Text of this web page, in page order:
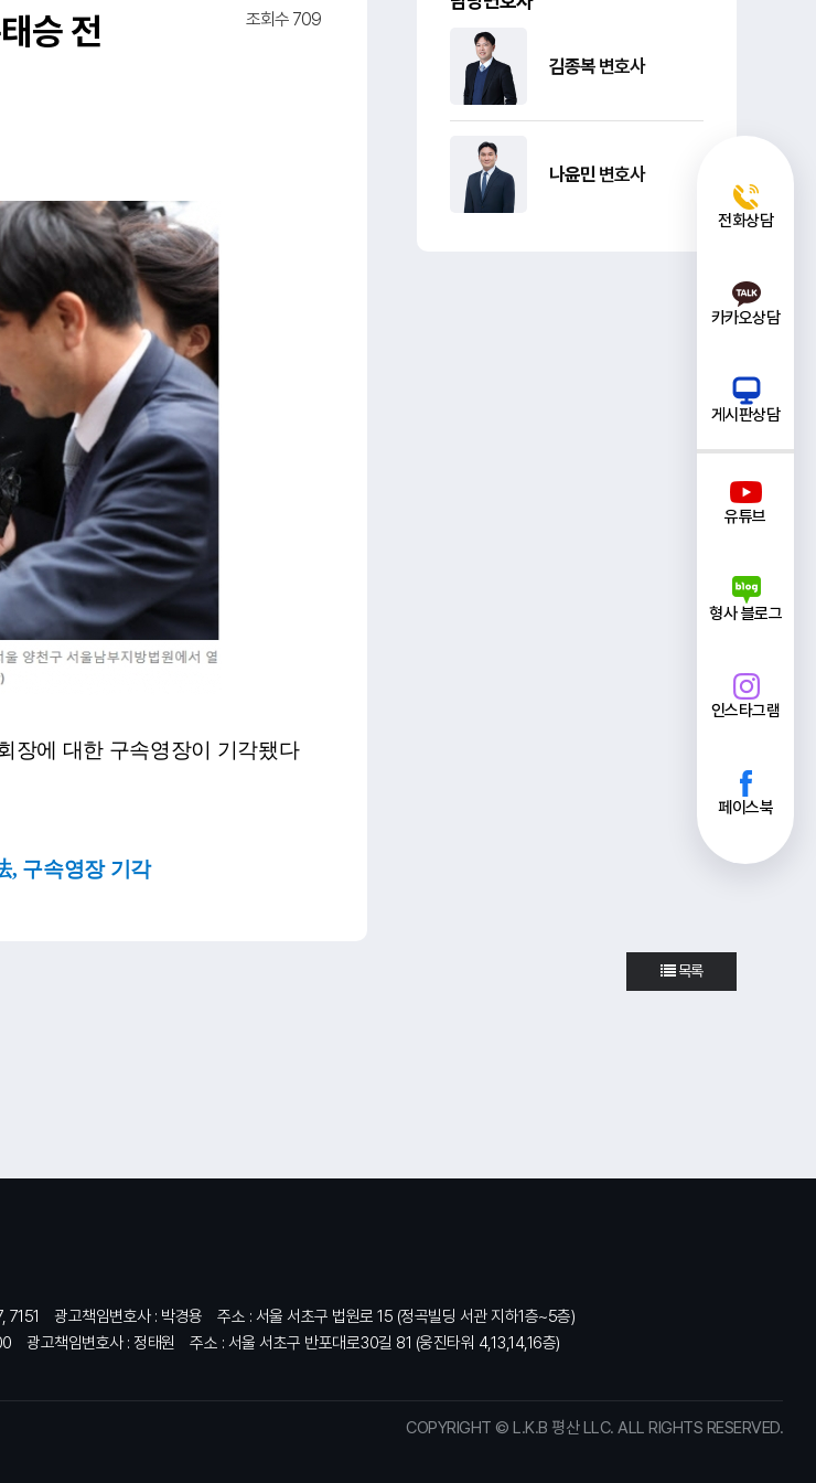
전화상담
카카오상담
게시판상담
유튜브
형사 블로그
인스타그램
페이스북
승 전
조회수 709
장에 대한 구속영장이 기각됐다
, 구속영장 기각
김종복 변호사
나윤민 변호사
목록
7151 광고책임변호사 : 박경용
주소 : 서울 서초구 법원로 15 (정곡빌딩 서관 지하1층~5층)
광고책임변호사 : 정태원 주소 : 서울 서초구 반포대로30길 81 (웅진타워 4,13,14,16층)
COPYRIGHT © L.K.B 평산 LLC. ALL RIGHTS RESERVED.